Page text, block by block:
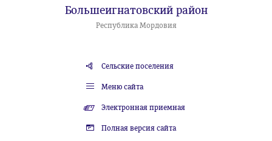
Большеигнатовский район
Республика Мордовия
Сельские поселения
Меню сайта
Электронная приемная
Полная версия сайта